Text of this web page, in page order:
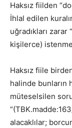
Haksız fiilden
İhlal edilen
uğradıkları zarar
kişilerce)
Haksız fiile
halinde bunların
müteselsilen
alacaklılar;